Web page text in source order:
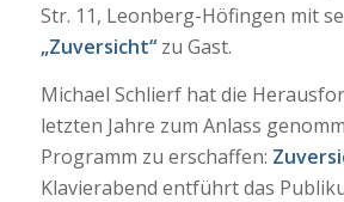
Str. 11, Leonberg-Höfingen mit
„Zuversicht“ zu Gast.
Michael Schlierf hat die
letzten Jahre zum Anlass
Programm zu erschaffen:
Klavierabend entführt das